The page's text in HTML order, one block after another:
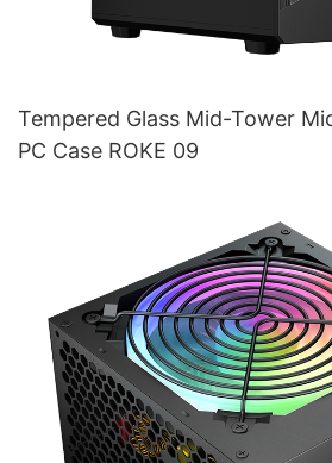
Tempered Glass Mid-Tower
PC Case ROKE 09